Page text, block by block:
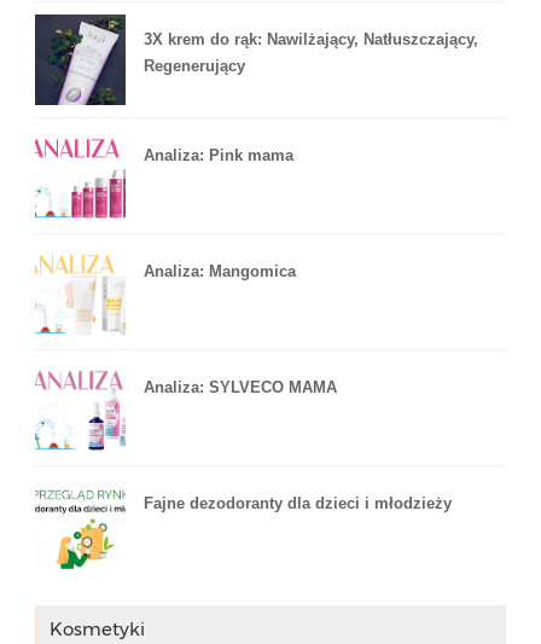
3X krem do rąk: Nawilżający, Natłuszczający,
Regenerujący
Analiza: Pink mama
Analiza: Mangomica
Analiza: SYLVECO MAMA
Fajne dezodoranty dla dzieci i młodzieży
Kosmetyki